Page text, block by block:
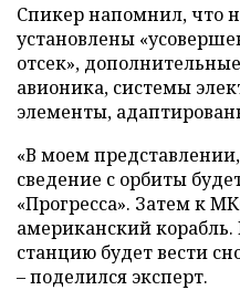
Спикер напомнил, что
установлены
отсек»,
авионика, системы
элементы,
«В моем
сведение с орбиты
«Прогресса». Затем к
американский
станцию будет вести
– поделился эксперт.